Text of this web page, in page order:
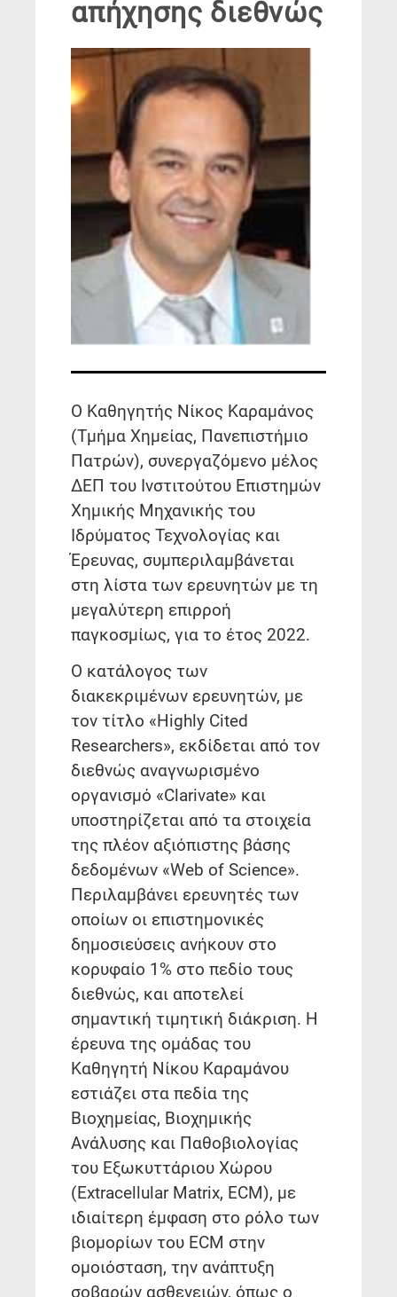
απήχησης διεθνώς
Ο Καθηγητής Νίκος Καραμάνος
(Τμήμα Χημείας, Πανεπιστήμιο
Πατρών), συνεργαζόμενο μέλος
ΔΕΠ του Ινστιτούτου Επιστημών
Χημικής Μηχανικής του
Ιδρύματος Τεχνολογίας και
Έρευνας, συμπεριλαμβάνεται
στη λίστα των ερευνητών με τη
μεγαλύτερη επιρροή
παγκοσμίως, για το έτος 2022.
Ο κατάλογος των
διακεκριμένων ερευνητών, με
τον τίτλο «Highly Cited
Researchers», εκδίδεται από τον
διεθνώς αναγνωρισμένο
οργανισμό «Clarivate» και
υποστηρίζεται από τα στοιχεία
της πλέον αξιόπιστης βάσης
δεδομένων «Web of Science».
Περιλαμβάνει ερευνητές των
οποίων οι επιστημονικές
δημοσιεύσεις ανήκουν στο
κορυφαίο 1% στο πεδίο τους
διεθνώς, και αποτελεί
σημαντική τιμητική διάκριση. Η
έρευνα της ομάδας του
Καθηγητή Νίκου Καραμάνου
εστιάζει στα πεδία της
Βιοχημείας, Βιοχημικής
Ανάλυσης και Παθοβιολογίας
του Εξωκυττάριου Χώρου
(Extracellular Matrix, ECM), με
ιδιαίτερη έμφαση στο ρόλο των
βιομορίων του ECM στην
ομοιόσταση, την ανάπτυξη
σοβαρών ασθενειών, όπως ο